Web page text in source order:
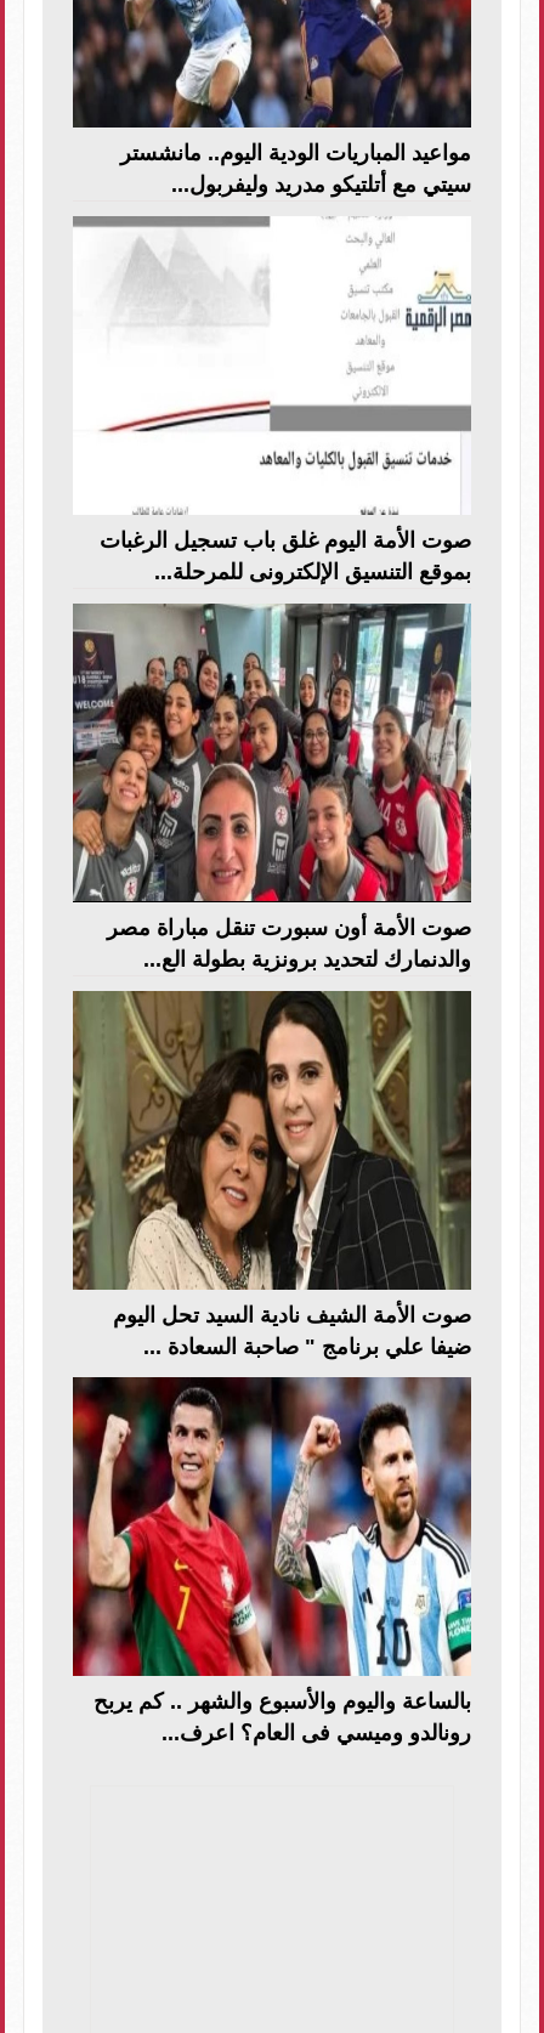
مواعيد المباريات الودية اليوم.. مانشستر
سيتي مع أتلتيكو مدريد وليفربول...
صوت الأمة اليوم غلق باب تسجيل الرغبات
بموقع التنسيق الإلكترونى للمرحلة...
صوت الأمة أون سبورت تنقل مباراة مصر
والدنمارك لتحديد برونزية بطولة الع...
صوت الأمة الشيف نادية السيد تحل اليوم
ضيفا علي برنامج " صاحبة السعادة ...
بالساعة واليوم والأسبوع والشهر .. كم يربح
رونالدو وميسي فى العام؟ اعرف...